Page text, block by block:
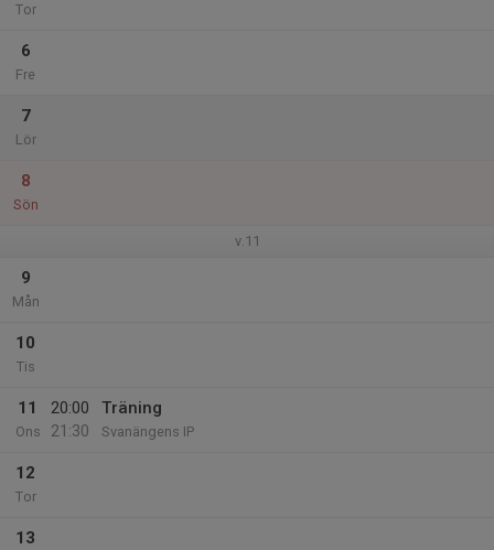
Tor
6
Fre
7
Lör
8
Sön
v.11
9
Mån
10
Tis
11
Ons
20:00
21:30
Träning
Svanängens IP
12
Tor
13